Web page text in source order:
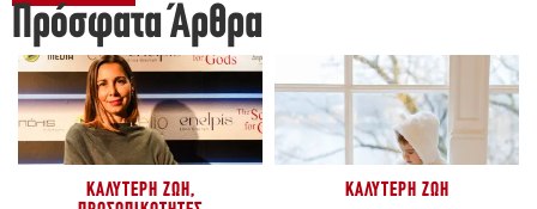
Πρόσφατα Άρθρα
ΚΑΛΎΤΕΡΗ ΖΩΉ,
ΚΑΛΎΤΕΡΗ ΖΩΉ